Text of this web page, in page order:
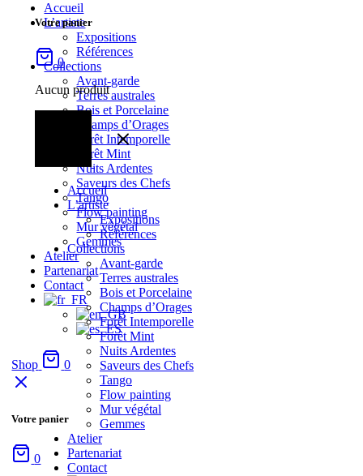
Accueil
L’artiste
Expositions
Références
Collections
Avant-garde
Terres australes
Bois et Porcelaine
Champs d’Orages
Forêt Intemporelle
Forêt Mint
Nuits Ardentes
Saveurs des Chefs
Tango
Flow painting
Mur végétal
Gemmes
Atelier
Partenariat
Contact
Shop 0
Votre panier
0
Votre panier
0
Aucun produit
Accueil
L’artiste
Expositions
Références
Collections
Avant-garde
Terres australes
Bois et Porcelaine
Champs d’Orages
Forêt Intemporelle
Forêt Mint
Nuits Ardentes
Saveurs des Chefs
Tango
Flow painting
Mur végétal
Gemmes
Atelier
Partenariat
Contact